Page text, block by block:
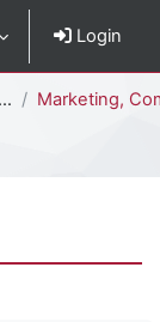
Login
Marketing, Comunicazione Aziendale e Mercati Globali